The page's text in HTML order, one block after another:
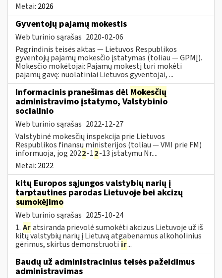
Metai: 2026
Gyventojų pajamų mokestis
Web turinio sąrašas 2020-02-06
Pagrindinis teisės aktas — Lietuvos Respublikos
gyventojų pajamų mokesčio įstatymas (toliau — GPMĮ).
Mokesčio mokėtojai: Pajamų mokestį turi mokėti
pajamų gavę: nuolatiniai Lietuvos gyventojai, ...
Informacinis pranešimas dėl Mokesčių
administravimo įstatymo, Valstybinio
socialinio
Web turinio sąrašas 2022-12-27
Valstybinė mokesčių inspekcija prie Lietuvos
Respublikos finansų ministerijos (toliau — VMI prie FM)
informuoja, jog 2022-12-13 įstatymu Nr....
Metai: 2022
kitų Europos sąjungos valstybių narių į
tarptautines parodas Lietuvoje bei akcizų
sumokėjimo
Web turinio sąrašas 2025-10-24
1. Aratsiranda prievolė sumokėti akcizus Lietuvoje už iš
kitų valstybių narių į Lietuvą atgabenamus alkoholinius
gėrimus, skirtus demonstruoti ir...
Baudų už administracinius teisės pažeidimus
administravimas